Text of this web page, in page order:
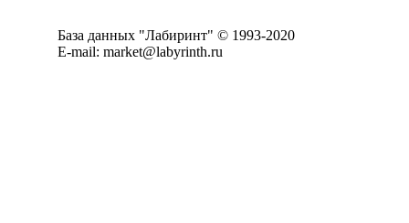
База данных "Лабиринт" © 1993-2020
E-mail: market@labyrinth.ru